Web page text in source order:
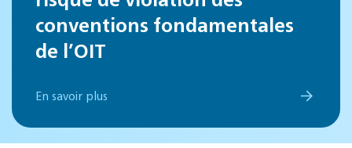
conventions fondamentales
de l’OIT
En savoir plus